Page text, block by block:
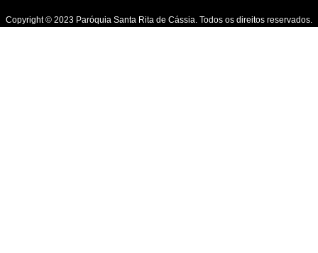
Copyright © 2023 Paróquia Santa Rita de Cássia. Todos os direitos reservados.